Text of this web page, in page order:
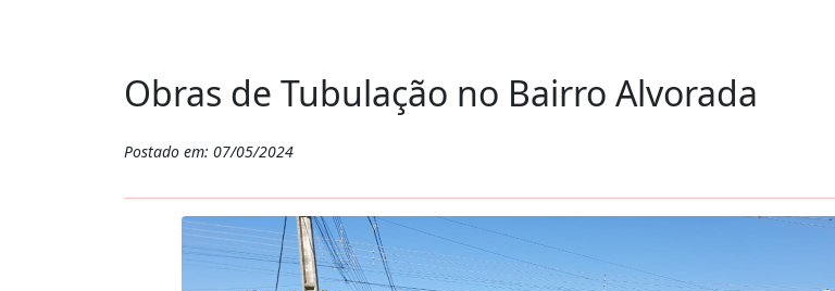
Obras de Tubulação no Bairro Alvorada
Postado em: 07/05/2024